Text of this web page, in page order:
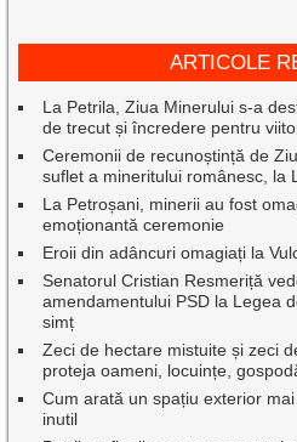
ARTICOLE
La Petrila, Ziua Minerului s-a
de trecut și încredere pentru
Ceremonii de recunoștință de
suflet a mineritului românesc, la
La Petroșani, minerii au fost
emoționantă ceremonie
Eroii din adâncuri omagiați la
Senatorul Cristian Resmeriță
amendamentului PSD la Legea
simț
Zeci de hectare mistuite și zeci
proteja oameni, locuințe,
Cum arată un spațiu exterior
inutil